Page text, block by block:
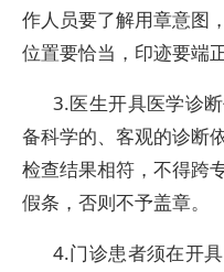
作人员要了解用章意图
位置要恰当，印迹要端
3.医生开具医学诊
备科学的、客观的诊断
检查结果相符，不得跨
假条，否则不予盖章。
4.门诊患者须在开